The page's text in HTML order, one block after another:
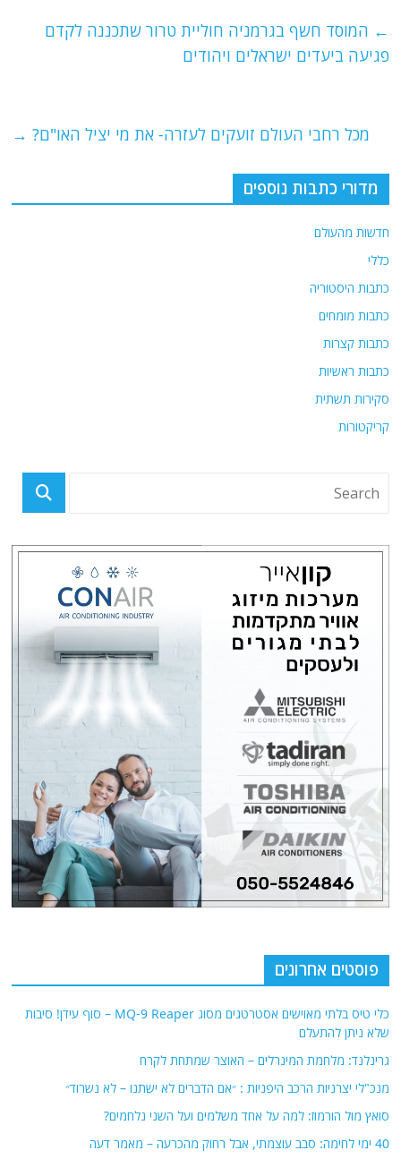
s
A
g
ra
l
er
e
b
k
← המוסד חשף בגרמניה חוליית טרור שתכננה לקדם
פגיעה ביעדים ישראלים ויהודים
מכל רחבי העולם זועקים לעזרה- את מי יציל האו"ם? →
מדורי כתבות נוספים
חדשות מהעולם
כללי
כתבות היסטוריה
כתבות מומחים
כתבות קצרות
כתבות ראשיות
סקירות תשתית
קריקטורות
פוסטים אחרונים
כלי טיס בלתי מאוישים אסטרטגים מסוג MQ-9 Reaper – סוף עידן! סיבות
שלא ניתן להתעלם
גרינלנד: מלחמת המינרלים – האוצר שמתחת לקרח
מנכ"לי יצרניות הרכב היפניות : ״אם הדברים לא ישתנו – לא נשרוד״
סואץ מול הורמוז: למה על אחד משלמים ועל השני נלחמים?
40 ימי לחימה: סבב עוצמתי, אבל רחוק מהכרעה – מאמר דעה